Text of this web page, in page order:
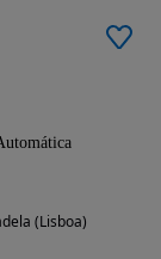
(Lisboa)